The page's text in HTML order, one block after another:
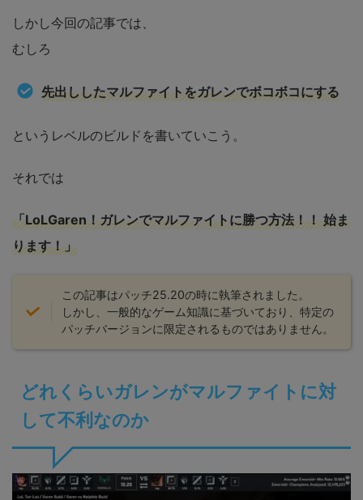
しかし今回の記事では、
むしろ
先出ししたマルファイトをガレンでボコボコにする
というレベルのビルドを書いていこう。
それでは
「LoLGaren！ガレンでマルファイトに勝つ方法！！ 始ま
ります！」
この記事はパッチ25.20の時に執筆されました。
しかし、一般的なゲーム知識に基づいており、特定の
パッチバージョンに限定されるものではありません。
どれくらいガレンがマルファイトに対
して不利なのか